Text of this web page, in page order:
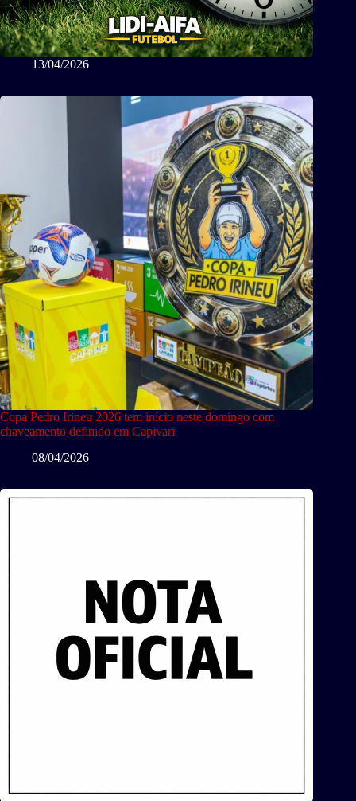
13/04/2026
Copa Pedro Irineu 2026 tem início neste domingo com
chaveamento definido em Capivari
08/04/2026